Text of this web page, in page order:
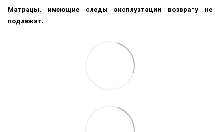
Матрацы, имеющие следы эксплуатации возврату не
подлежат.